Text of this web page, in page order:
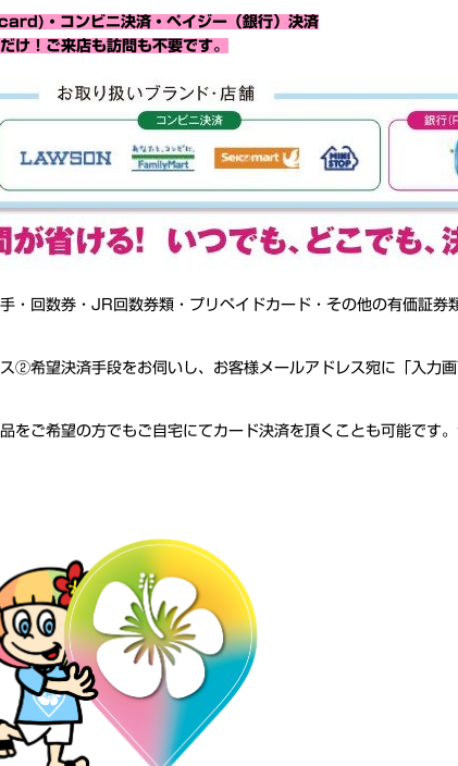
・コンビニ決済・ペイジー（銀行）決済
け！ご来店も訪問も不要です。
・回数券・JR回数券類・プリペイドカード・その他の有価証券
②希望決済手段をお伺いし、お客様メールアドレス宛に「入力
をご希望の方でもご自宅にてカード決済を頂くことも可能です。